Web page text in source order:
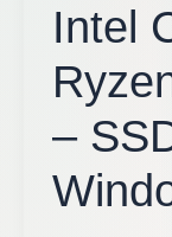
Intel
–